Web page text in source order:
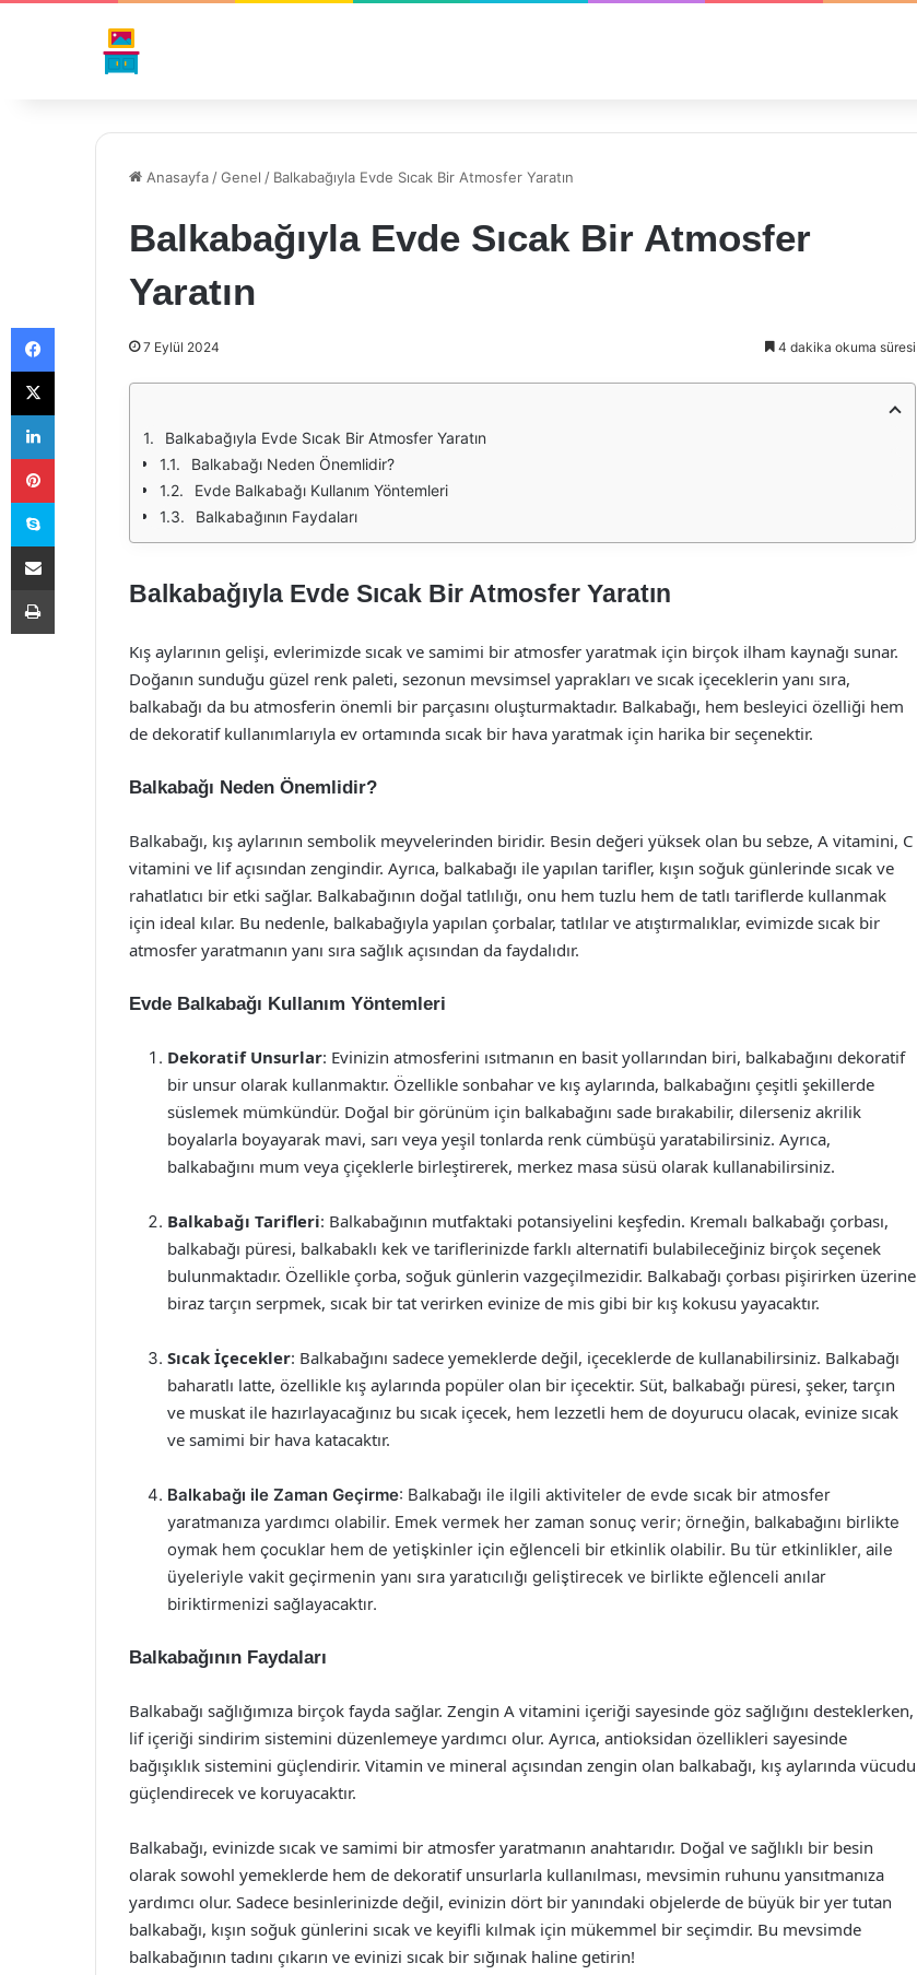
Anasayfa /Genel / Balkabağıyla Evde Sıcak Bir Atmosfer Yaratın
Balkabağıyla Evde Sıcak Bir Atmosfer
Yaratın
7 Eylül 2024 4 dakika okuma süresi
Balkabağıyla Evde Sıcak Bir Atmosfer Yaratın
Balkabağı Neden Önemlidir?
Evde Balkabağı Kullanım Yöntemleri
Balkabağının Faydaları
Balkabağıyla Evde Sıcak Bir Atmosfer Yaratın
Kış aylarının gelişi, evlerimizde sıcak ve samimi bir atmosfer yaratmak için birçok ilham kaynağı sunar.
Doğanın sunduğu güzel renk paleti, sezonun mevsimsel yaprakları ve sıcak içeceklerin yanı sıra,
balkabağı da bu atmosferin önemli bir parçasını oluşturmaktadır. Balkabağı, hem besleyici özelliği hem
de dekoratif kullanımlarıyla ev ortamında sıcak bir hava yaratmak için harika bir seçenektir.
Balkabağı Neden Önemlidir?
Balkabağı, kış aylarının sembolik meyvelerinden biridir. Besin değeri yüksek olan bu sebze, A vitamini, C
vitamini ve lif açısından zengindir. Ayrıca, balkabağı ile yapılan tarifler, kışın soğuk günlerinde sıcak ve
rahatlatıcı bir etki sağlar. Balkabağının doğal tatlılığı, onu hem tuzlu hem de tatlı tariflerde kullanmak
için ideal kılar. Bu nedenle, balkabağıyla yapılan çorbalar, tatlılar ve atıştırmalıklar, evimizde sıcak bir
atmosfer yaratmanın yanı sıra sağlık açısından da faydalıdır.
Evde Balkabağı Kullanım Yöntemleri
Dekoratif Unsurlar: Evinizin atmosferini ısıtmanın en basit yollarından biri, balkabağını dekoratif
bir unsur olarak kullanmaktır. Özellikle sonbahar ve kış aylarında, balkabağını çeşitli şekillerde
süslemek mümkündür. Doğal bir görünüm için balkabağını sade bırakabilir, dilerseniz akrilik
boyalarla boyayarak mavi, sarı veya yeşil tonlarda renk cümbüşü yaratabilirsiniz. Ayrıca,
balkabağını mum veya çiçeklerle birleştirerek, merkez masa süsü olarak kullanabilirsiniz.
Balkabağı Tarifleri: Balkabağının mutfaktaki potansiyelini keşfedin. Kremalı balkabağı çorbası,
balkabağı püresi, balkabaklı kek ve tariflerinizde farklı alternatifi bulabileceğiniz birçok seçenek
bulunmaktadır. Özellikle çorba, soğuk günlerin vazgeçilmezidir. Balkabağı çorbası pişirirken üzerine
biraz tarçın serpmek, sıcak bir tat verirken evinize de mis gibi bir kış kokusu yayacaktır.
Sıcak İçecekler: Balkabağını sadece yemeklerde değil, içeceklerde de kullanabilirsiniz. Balkabağı
baharatlı latte, özellikle kış aylarında popüler olan bir içecektir. Süt, balkabağı püresi, şeker, tarçın
ve muskat ile hazırlayacağınız bu sıcak içecek, hem lezzetli hem de doyurucu olacak, evinize sıcak
ve samimi bir hava katacaktır.
Balkabağı ile Zaman Geçirme: Balkabağı ile ilgili aktiviteler de evde sıcak bir atmosfer
yaratmanıza yardımcı olabilir. Emek vermek her zaman sonuç verir; örneğin, balkabağını birlikte
oymak hem çocuklar hem de yetişkinler için eğlenceli bir etkinlik olabilir. Bu tür etkinlikler, aile
üyeleriyle vakit geçirmenin yanı sıra yaratıcılığı geliştirecek ve birlikte eğlenceli anılar
biriktirmenizi sağlayacaktır.
Balkabağının Faydaları
Balkabağı sağlığımıza birçok fayda sağlar. Zengin A vitamini içeriği sayesinde göz sağlığını desteklerken,
lif içeriği sindirim sistemini düzenlemeye yardımcı olur. Ayrıca, antioksidan özellikleri sayesinde
bağışıklık sistemini güçlendirir. Vitamin ve mineral açısından zengin olan balkabağı, kış aylarında vücudu
güçlendirecek ve koruyacaktır.
Balkabağı, evinizde sıcak ve samimi bir atmosfer yaratmanın anahtarıdır. Doğal ve sağlıklı bir besin
olarak sowohl yemeklerde hem de dekoratif unsurlarla kullanılması, mevsimin ruhunu yansıtmanıza
yardımcı olur. Sadece besinlerinizde değil, evinizin dört bir yanındaki objelerde de büyük bir yer tutan
balkabağı, kışın soğuk günlerini sıcak ve keyifli kılmak için mükemmel bir seçimdir. Bu mevsimde
balkabağının tadını çıkarın ve evinizi sıcak bir sığınak haline getirin!
Facebook
X
LinkedIn
Pinterest
Skype
E-Posta ile paylaş